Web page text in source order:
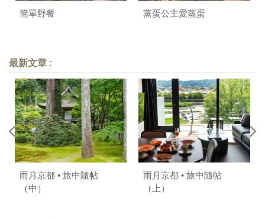
簡單野餐 蒸蛋公主愛蒸蛋
最新文章 :
雨月京都 • 旅中隨帖
（中）
雨月京都 • 旅中隨帖
（上）